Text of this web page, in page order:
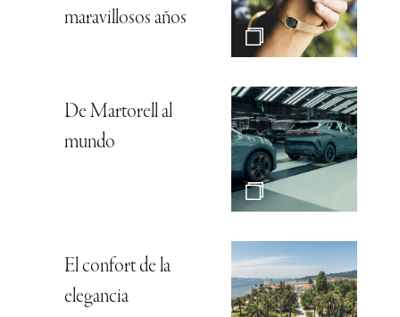
maravillosos años
De Martorell al
mundo
El confort de la
elegancia